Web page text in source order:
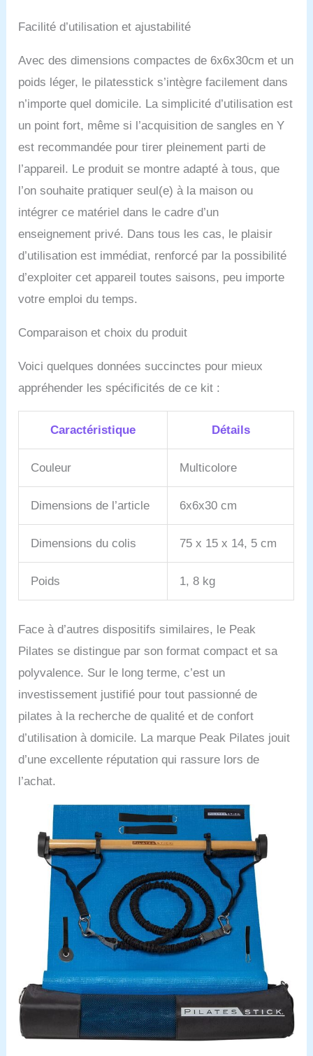
Facilité d’utilisation et ajustabilité
Avec des dimensions compactes de 6x6x30cm et un
poids léger, le pilatesstick s’intègre facilement dans
n’importe quel domicile. La simplicité d’utilisation est
un point fort, même si l’acquisition de sangles en Y
est recommandée pour tirer pleinement parti de
l’appareil. Le produit se montre adapté à tous, que
l’on souhaite pratiquer seul(e) à la maison ou
intégrer ce matériel dans le cadre d’un
enseignement privé. Dans tous les cas, le plaisir
d’utilisation est immédiat, renforcé par la possibilité
d’exploiter cet appareil toutes saisons, peu importe
votre emploi du temps.
Comparaison et choix du produit
Voici quelques données succinctes pour mieux
appréhender les spécificités de ce kit :
Caractéristique Détails
Couleur Multicolore
Dimensions de l’article 6x6x30 cm
Dimensions du colis 75 x 15 x 14, 5 cm
Poids 1, 8 kg
Face à d’autres dispositifs similaires, le Peak
Pilates se distingue par son format compact et sa
polyvalence. Sur le long terme, c’est un
investissement justifié pour tout passionné de
pilates à la recherche de qualité et de confort
d’utilisation à domicile. La marque Peak Pilates jouit
d’une excellente réputation qui rassure lors de
l’achat.